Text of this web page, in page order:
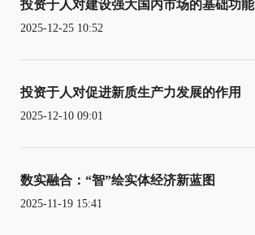
投资于人对建设强大国内市场的基础功能
2025-12-25 10:52
投资于人对促进新质生产力发展的作用
2025-12-10 09:01
数实融合：“智”绘实体经济新蓝图
2025-11-19 15:41